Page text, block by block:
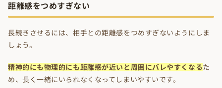
距離感をつめすぎない
長続きさせるには、相手との距離感をつめすぎないようにしま
しょう。
精神的にも物理的にも距離感が近いと周囲にバレやすくなるた
め、長く一緒にいられなくなってしまいやすいです。